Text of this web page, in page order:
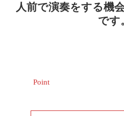
人前で演奏をする機
です
Point